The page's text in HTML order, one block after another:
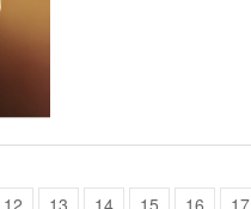
12 13 14 15 16 17